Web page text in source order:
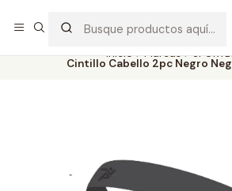
Inicio Marcas
Cintillo Cabello 2pc Negro